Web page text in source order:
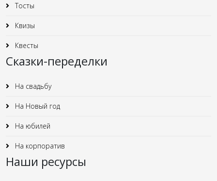
Тосты
Квизы
Квесты
Сказки-переделки
На свадьбу
На Новый год
На юбилей
На корпоратив
Наши ресурсы